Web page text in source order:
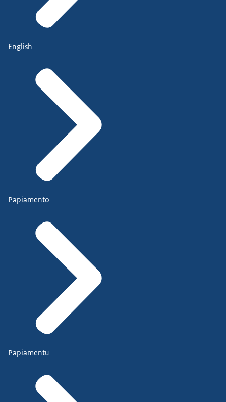
English
Papiamento
Papiamentu